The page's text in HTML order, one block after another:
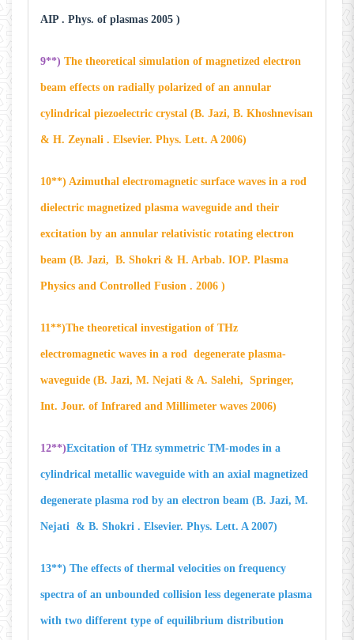
AIP . Phys. of plasmas 2005 )
9**) The theoretical simulation of magnetized electron
beam effects on radially polarized of an annular
cylindrical piezoelectric crystal (B. Jazi, B. Khoshnevisan
& H. Zeynali . Elsevier. Phys. Lett. A 2006)
10**) Azimuthal electromagnetic surface waves in a rod
dielectric magnetized plasma waveguide and their
excitation by an annular relativistic rotating electron
beam (B. Jazi, B. Shokri & H. Arbab. IOP. Plasma
Physics and Controlled Fusion . 2006 )
11**)The theoretical investigation of THz
electromagnetic waves in a rod degenerate plasma-
waveguide (B. Jazi, M. Nejati & A. Salehi, Springer,
Int. Jour. of Infrared and Millimeter waves 2006)
12**)Excitation of THz symmetric TM-modes in a
cylindrical metallic waveguide with an axial magnetized
degenerate plasma rod by an electron beam (B. Jazi, M.
Nejati & B. Shokri . Elsevier. Phys. Lett. A 2007)
13**) The effects of thermal velocities on frequency
spectra of an unbounded collision less degenerate plasma
with two different type of equilibrium distribution